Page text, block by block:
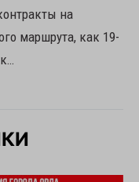
на
маршрута, как 19-